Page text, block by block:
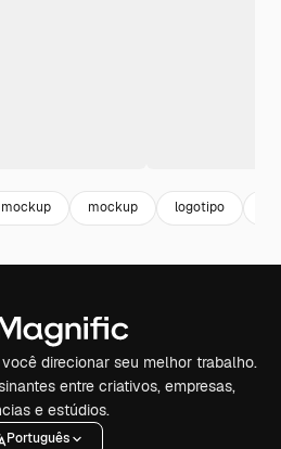
mockup logotipo
direcionar seu melhor trabalho.
entre criativos, empresas,
e estúdios.
Português